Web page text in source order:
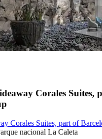
Corales Suites,
Corales Suites, part of
nacional La Caleta